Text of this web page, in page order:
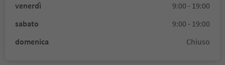
venerdì
9:00 - 19:00
sabato
9:00 - 19:00
domenica
Chiuso